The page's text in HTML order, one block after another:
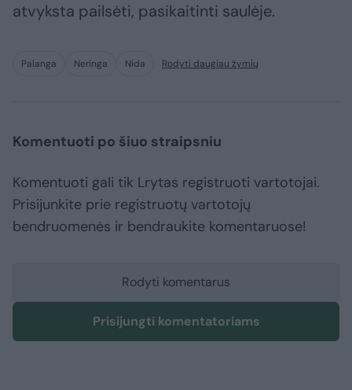
atvyksta pailsėti, pasikaitinti saulėje.
Palanga Neringa Nida Rodyti daugiau žymių
Komentuoti po šiuo straipsniu
Komentuoti gali tik Lrytas registruoti vartotojai.
Prisijunkite prie registruotų vartotojų
bendruomenės ir bendraukite komentaruose!
Rodyti komentarus
Prisijungti komentatoriams